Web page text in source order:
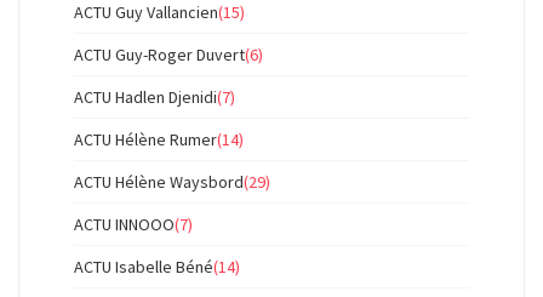
ACTU Guy Vallancien(15)
ACTU Guy-Roger Duvert(6)
ACTU Hadlen Djenidi(7)
ACTU Hélène Rumer(14)
ACTU Hélène Waysbord(29)
ACTU INNOOO(7)
ACTU Isabelle Béné(14)